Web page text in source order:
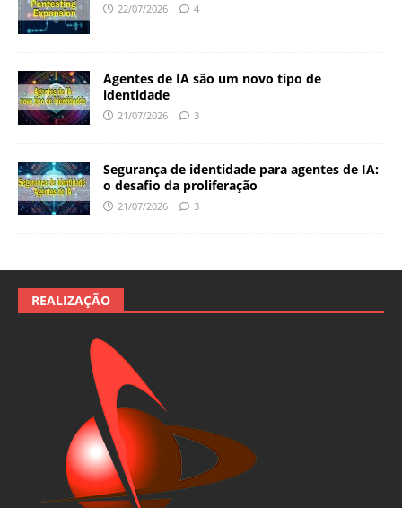
22/07/2026 4
Agentes de IA são um novo tipo de
identidade
21/07/2026 3
Segurança de identidade para agentes de IA:
o desafio da proliferação
21/07/2026 3
REALIZAÇÃO